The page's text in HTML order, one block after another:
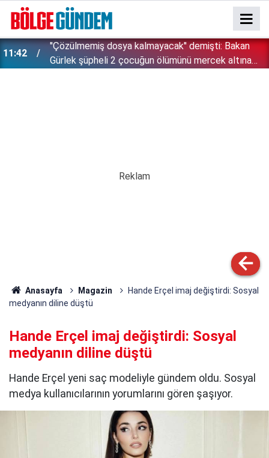
11:42
''Çözülmemiş dosya kalmayacak'' demişti: Bakan
Gürlek şüpheli 2 çocuğun ölümünü mercek altına
Anasayfa Magazin
Hande Erçel imaj değiştirdi: Sosyal
medyanın diline düştü
Hande Erçel imaj değiştirdi: Sosyal
medyanın diline düştü
Hande Erçel yeni saç modeliyle gündem oldu. Sosyal
medya kullanıcılarının yorumlarını gören şaşıyor.